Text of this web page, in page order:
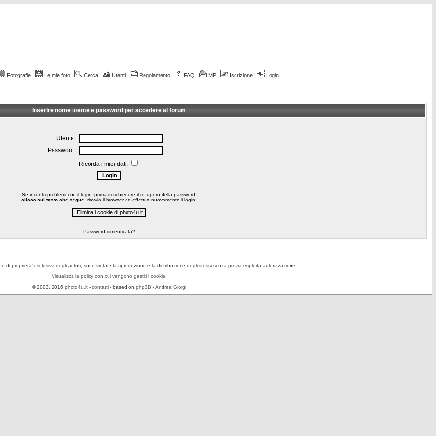
Fotografie Le mie foto Cerca Utenti Regolamento FAQ MP Iscrizione Login
Inserire nome utente e password per accedere al forum
Utente:
Password:
Ricorda i miei dati:
Se incontri problemi con il login, prima di richiedere il recupero della password,
clicca sul tasto che segue , riavvia il browser ed effettua nuovamente il login:
Password dimenticata?
di proprieta' esclusiva degli autori, sono vietate la riproduzione e la distribuzione degli stessi senza previa esplicita autorizzazione.
Visualizza la policy con cui vengono gestiti i cookie.
© 2003, 2016 photo4u.it- contatti- based on phpBB -Andrea Giorgi